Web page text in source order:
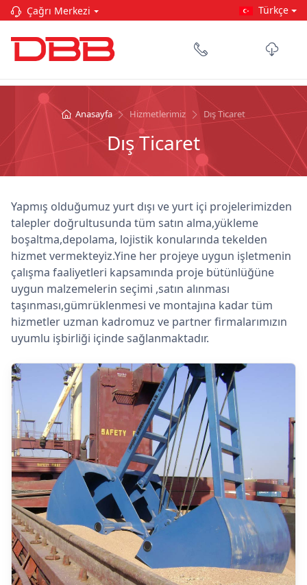
Çağrı Merkezi Türkçe
Anasayfa Hizmetlerimiz Dış Ticaret
Dış Ticaret
Yapmış olduğumuz yurt dışı ve yurt içi projelerimizden
talepler doğrultusunda tüm satın alma,yükleme
boşaltma,depolama, lojistik konularında tekelden
hizmet vermekteyiz.Yine her projeye uygun işletmenin
çalışma faaliyetleri kapsamında proje bütünlüğüne
uygun malzemelerin seçimi ,satın alınması
taşınması,gümrüklenmesi ve montajına kadar tüm
hizmetler uzman kadromuz ve partner firmalarımızın
uyumlu işbirliği içinde sağlanmaktadır.